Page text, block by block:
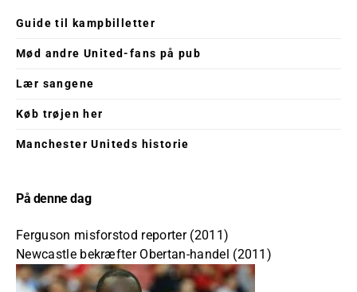
Guide til kampbilletter
Mød andre United-fans på pub
Lær sangene
Køb trøjen her
Manchester Uniteds historie
På denne dag
Ferguson misforstod reporter (2011)
Newcastle bekræfter Obertan-handel (2011)